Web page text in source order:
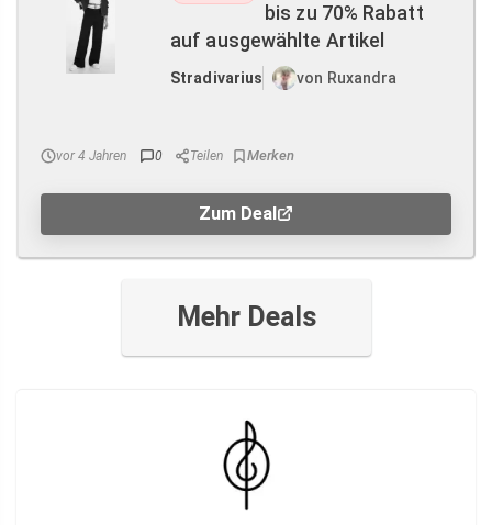
bis zu 70% Rabatt
auf ausgewählte Artikel
Stradivarius von Ruxandra
vor 4 Jahren 0 Teilen
Zum Deal
Mehr Deals